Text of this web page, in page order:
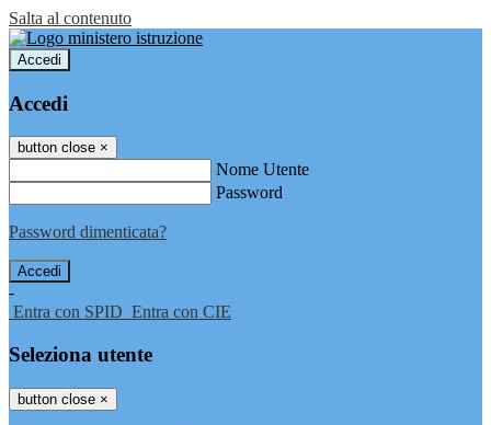
Salta al contenuto
Accedi
Accedi
button close ×
Nome Utente
Password
Password dimenticata?
-
Entra con SPID Entra con CIE
Seleziona utente
button close ×